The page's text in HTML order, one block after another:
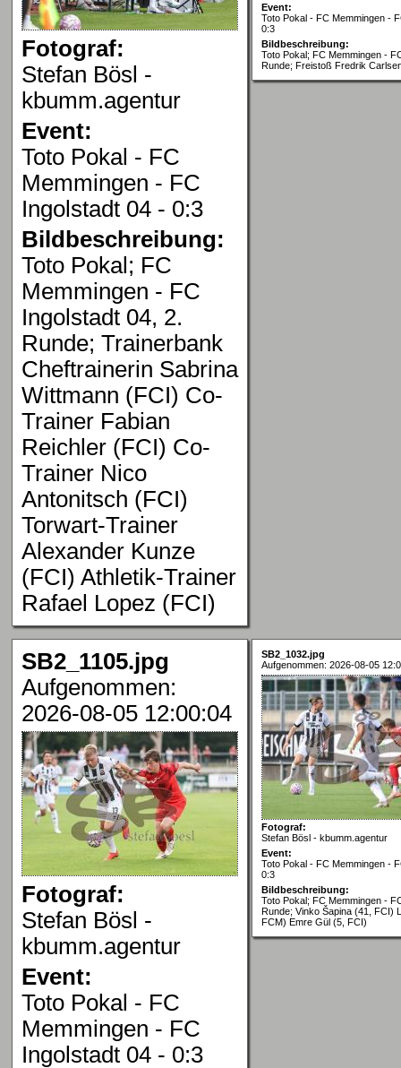
Fotograf:
Stefan Bösl -
kbumm.agentur
Event:
Toto Pokal - FC
Memmingen - FC
Ingolstadt 04 - 0:3
Bildbeschreibung:
Toto Pokal; FC
Memmingen - FC
Ingolstadt 04, 2.
Runde; Trainerbank
Cheftrainerin Sabrina
Wittmann (FCI) Co-
Trainer Fabian
Reichler (FCI) Co-
Trainer Nico
Antonitsch (FCI)
Torwart-Trainer
Alexander Kunze
(FCI) Athletik-Trainer
Rafael Lopez (FCI)
Event:
Toto Pokal - FC Memmingen -
0:3
Bildbeschreibung:
Toto Pokal; FC Memmingen -
Runde; Freistoß Fredrik
SB2_1105.jpg
Aufgenommen:
2026-08-05 12:00:04
Fotograf:
Stefan Bösl -
kbumm.agentur
Event:
Toto Pokal - FC
Memmingen - FC
Ingolstadt 04 - 0:3
SB2_1032.jpg
Aufgenommen: 2026-08-05
Fotograf:
Stefan Bösl - kbumm.agentur
Event:
Toto Pokal - FC Memmingen -
0:3
Bildbeschreibung:
Toto Pokal; FC Memmingen -
Runde; Vinko Šapina (41, FCI)
FCM) Emre Gül (5, FCI)